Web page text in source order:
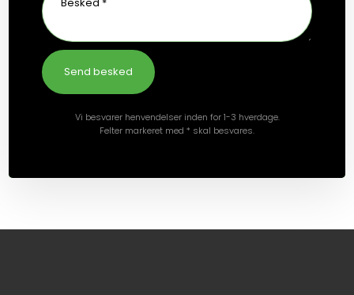
Vi besvarer henvendelser inden for 1-3 hverdage.
Felter markeret med * skal besvares.